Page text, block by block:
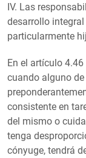
IV. Las
desarrollo
particularmente
En el artículo
cuando alguno
consistente en
del mismo o
tenga
cónyuge, tendrá